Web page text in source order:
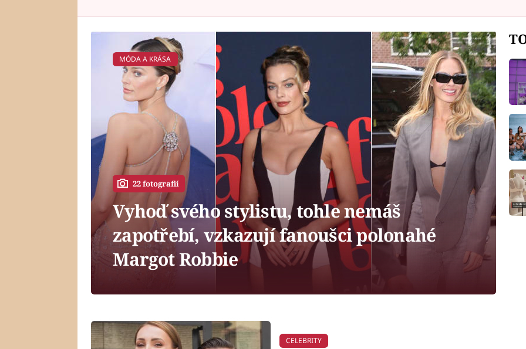
MÓDA A KRÁSA
22 fotografií
Vyhoď svého stylistu, tohle nemáš
zapotřebí, vzkazují fanoušci polonahé
Margot Robbie
CELEBRITY